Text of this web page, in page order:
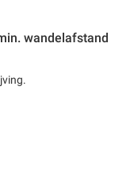
wandelafstand